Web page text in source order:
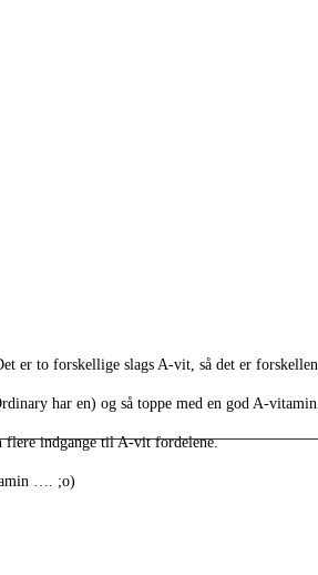
er to forskellige slags A-vit, så det er forskellen.
har en) og så toppe med en god A-vitamin.
flere indgange til A-vit fordelene.
…. ;o)